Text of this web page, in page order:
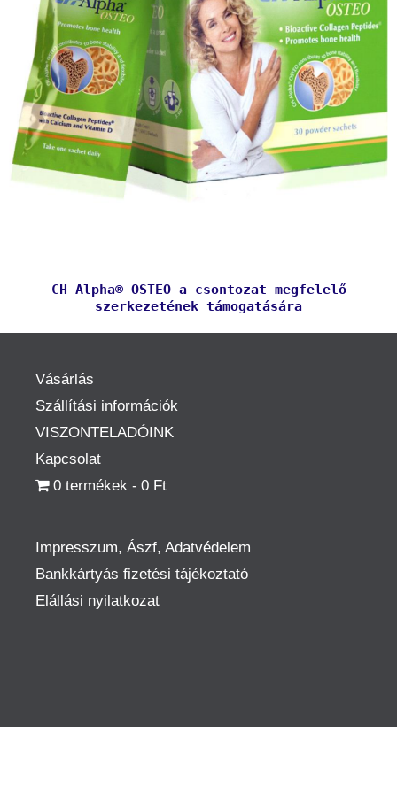
CH Alpha® OSTEO a csontozat megfelelő
szerkezetének támogatására
Vásárlás
Szállítási információk
VISZONTELADÓINK
Kapcsolat
0 termékek
0 Ft
Impresszum, Ászf, Adatvédelem
Bankkártyás fizetési tájékoztató
Elállási nyilatkozat